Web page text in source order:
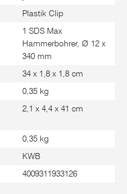
Plastik Clip
1 SDS Max
Hammerbohrer, Ø 12 x
340 mm
34 x 1,8 x 1,8 cm
0,35 kg
2,1 x 4,4 x 41 cm
0,35 kg
KWB
4009311933126